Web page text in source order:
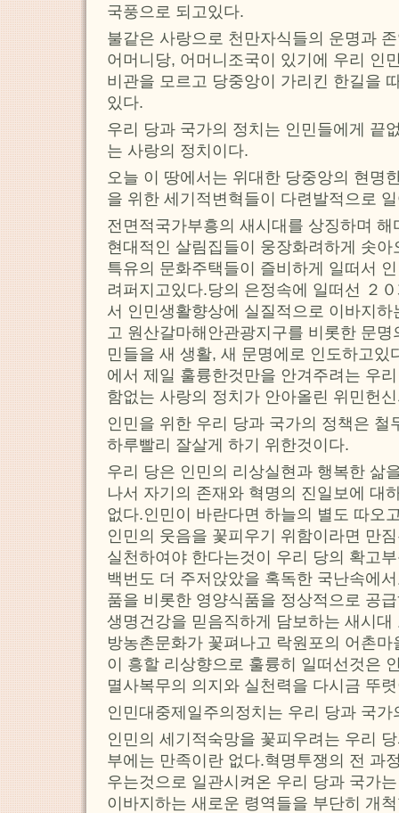
국풍으로 되고있다.
불같은 사랑으로 천만자식들의 운명과
어머니당, 어머니조국이 있기에 우리 인
비관을 모르고 당중앙이 가리킨 한길을
있다.
우리 당과 국가의 정치는 인민들에게 끝
는 사랑의 정치이다.
오늘 이 땅에서는 위대한 당중앙의 현명
을 위한 세기적변혁들이 다련발적으로
전면적국가부흥의 새시대를 상징하며
현대적인 살림집들이 웅장화려하게 솟
특유의 문화주택들이 즐비하게 일떠서
려퍼지고있다.당의 은정속에 일떠선 ２
서 인민생활향상에 실질적으로 이바지
고 원산갈마해안관광지구를 비롯한 문
민들을 새 생활, 새 문명에로 인도하고있
에서 제일 훌륭한것만을 안겨주려는 우
함없는 사랑의 정치가 안아올린 위민헌
인민을 위한 우리 당과 국가의 정책은 철
하루빨리 잘살게 하기 위한것이다.
우리 당은 인민의 리상실현과 행복한 삶
나서 자기의 존재와 혁명의 진일보에 대
없다.인민이 바란다면 하늘의 별도 따오
인민의 웃음을 꽃피우기 위함이라면 만
실천하여야 한다는것이 우리 당의 확고
백번도 더 주저앉았을 혹독한 국난속에
품을 비롯한 영양식품을 정상적으로 공
생명건강을 믿음직하게 담보하는 새시
방농촌문화가 꽃펴나고 락원포의 어촌
이 흥할 리상향으로 훌륭히 일떠선것은
멸사복무의 의지와 실천력을 다시금 뚜
인민대중제일주의정치는 우리 당과 국
인민의 세기적숙망을 꽃피우려는 우리
부에는 만족이란 없다.혁명투쟁의 전 과
우는것으로 일관시켜온 우리 당과 국가
이바지하는 새로운 령역들을 부단히 개